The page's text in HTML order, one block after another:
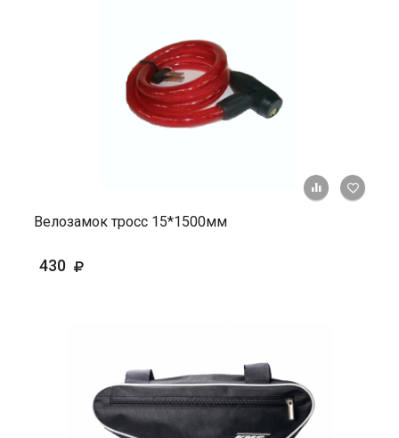
+ К
Велозамок тросс 15*1500мм
430